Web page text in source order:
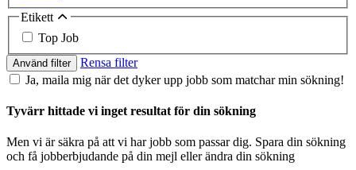
Etikett
Top Job
Använd filter
Rensa filter
Ja, maila mig när det dyker upp jobb som matchar min sökning!
Tyvärr hittade vi inget resultat för din sökning
Men vi är säkra på att vi har jobb som passar dig. Spara din sökning
och få jobberbjudande på din mejl eller ändra din sökning